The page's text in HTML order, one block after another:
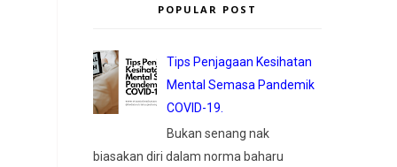
POPULAR POST
Tips Penjagaan Kesihatan
Mental Semasa Pandemik
COVID-19.
Bukan senang nak
biasakan diri dalam norma baharu